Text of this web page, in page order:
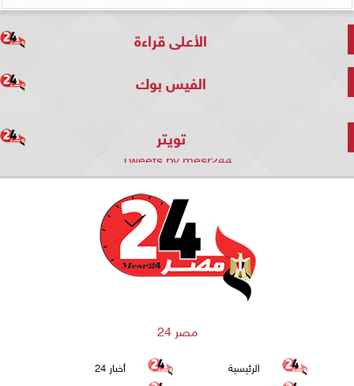
الأعلى قراءة
الفيس بوك
تويتر
Tweets by mesr244
مصر 24
الرئيسية
أخبار 24